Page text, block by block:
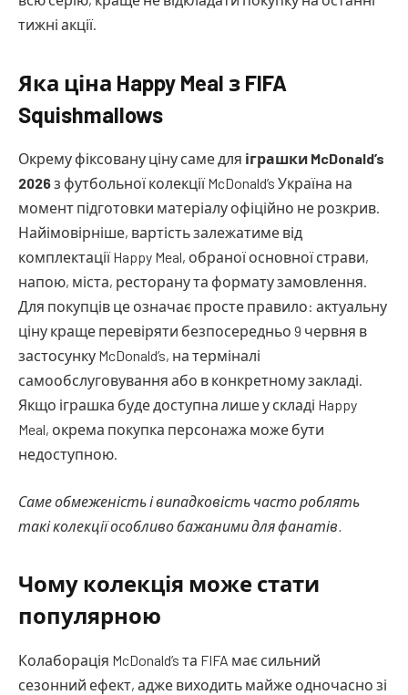
тижні акції.
Яка ціна Happy Meal з FIFA
Squishmallows
Окрему фіксовану ціну саме для іграшки McDonald’s
2026з футбольної колекції McDonald’s Україна на
момент підготовки матеріалу офіційно не розкрив.
Найімовірніше, вартість залежатиме від
комплектації Happy Meal, обраної основної страви,
напою, міста, ресторану та формату замовлення.
Для покупців це означає просте правило: актуальну
ціну краще перевіряти безпосередньо 9 червня в
застосунку McDonald’s, на терміналі
самообслуговування або в конкретному закладі.
Якщо іграшка буде доступна лише у складі Happy
Meal, окрема покупка персонажа може бути
недоступною.
Саме обмеженість і випадковість часто роблять
такі колекції особливо бажаними для фанатів.
Чому колекція може стати
популярною
Колаборація McDonald’s та FIFA має сильний
сезонний ефект, адже виходить майже одночасно зі